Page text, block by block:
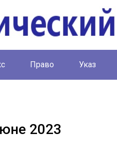
Право Указ
2023